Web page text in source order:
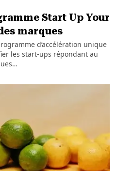
Start Up Your
marques
d’accélération unique
les start-ups répondant au